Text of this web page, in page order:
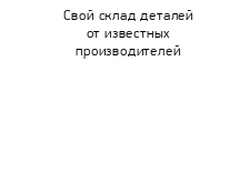
Свой склад деталей
от известных
производителей